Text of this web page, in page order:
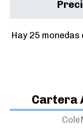
Hay 25
Cartera